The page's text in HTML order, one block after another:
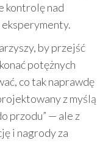
kontrolę nad
by przejść
potężnych
co tak naprawdę
z myślą
przodu” — ale z
i nagrody za